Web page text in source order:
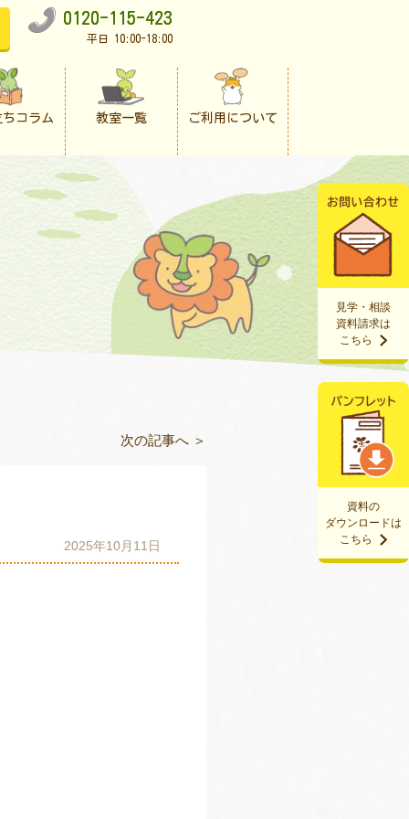
0120-115-423
平日 10:00-18:00
コラム 教室一覧 ご利用について
資料の
ダウンロードは
こちら
見学・相談
資料請求は
こちら
次の記事へ ＞
2025年10月11日